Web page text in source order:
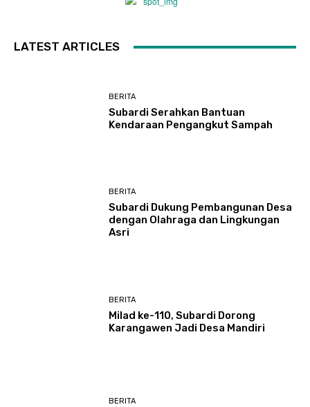
LATEST ARTICLES
BERITA
Subardi Serahkan Bantuan
Kendaraan Pengangkut Sampah
BERITA
Subardi Dukung Pembangunan Desa
dengan Olahraga dan Lingkungan
Asri
BERITA
Milad ke-110, Subardi Dorong
Karangawen Jadi Desa Mandiri
BERITA